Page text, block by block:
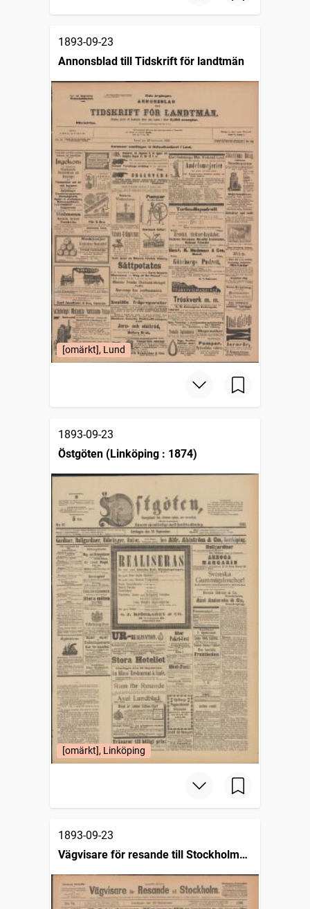
1893-09-23
Annonsblad till Tidskrift för landtmän
[omärkt], Lund
1893-09-23
Östgöten (Linköping : 1874)
[omärkt], Linköping
1893-09-23
Vägvisare för resande till Stockholm
(1876)